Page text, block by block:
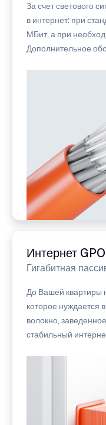
За счет светового
в интернет: при
МБит, а при
Дополнительное
Интернет
Гигабитная
До Вашей квартиры
которое нуждается
волокно,
стабильный